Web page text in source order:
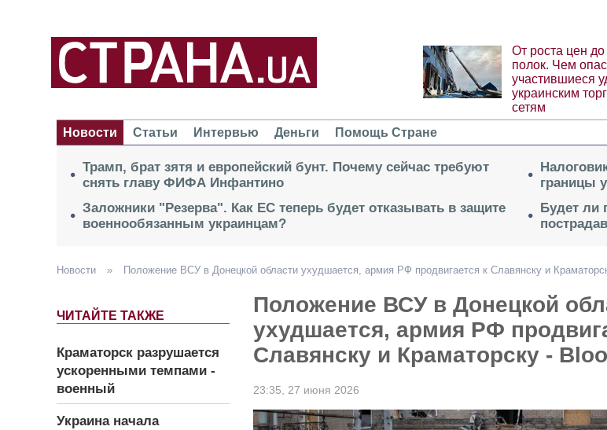
От роста цен до
полок. Чем
участившиеся
украинским
сетям
Новости
Статьи Интервью Деньги Помощь Стране
Трамп, брат зятя и европейский бунт. Почему сейчас требуют
снять главу ФИФА Инфантино
Заложники "Резерва". Как ЕС теперь будет отказывать в защите
военнообязанным украинцам?
границы
Будет ли
Новости » Положение ВСУ в Донецкой области ухудшается, армия РФ продвигается к Славянску и
ЧИТАЙТЕ ТАКЖЕ
Краматорск разрушается
ускоренными темпами -
военный
Украина начала
Положение ВСУ в Донецкой
ухудшается, армия РФ
Славянску и Краматорску -
23:35, 27 июня 2026